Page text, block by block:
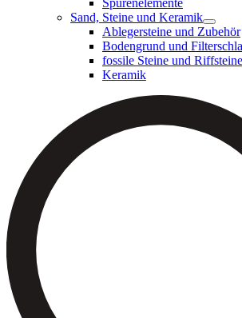
Spurenelemente
Sand, Steine und Keramik
Ablegersteine und Zubehör
Bodengrund und
fossile Steine und Riffsteine
Keramik